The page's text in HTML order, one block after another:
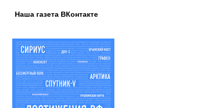
Наша газета ВКонтакте